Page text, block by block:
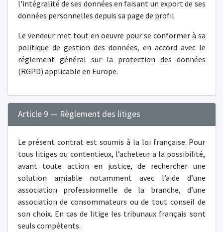
l'intégralité de ses données en faisant un export de ses
données personnelles depuis sa page de profil.
Le vendeur met tout en oeuvre pour se conformer à sa
politique de gestion des données, en accord avec le
réglement général sur la protection des données
(RGPD) applicable en Europe.
Article 9 — Règlement des litiges
Le présent contrat est soumis à la loi française. Pour
tous litiges ou contentieux, l’acheteur a la possibilité,
avant toute action en justice, de rechercher une
solution amiable notamment avec l’aide d’une
association professionnelle de la branche, d’une
association de consommateurs ou de tout conseil de
son choix. En cas de litige les tribunaux français sont
seuls compétents.